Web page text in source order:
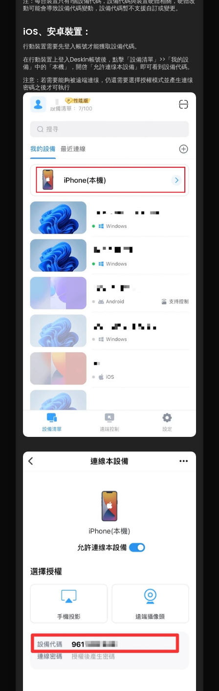
動可能會導致設備代碼變動，設備代碼暫不支援自訂或變更。
iOS、安卓裝置：
行動裝置需要先登入帳號才能獲取設備代碼。
在行動裝置上登入DeskIn帳號後，點擊「設備清單」>>「我的設
備」中的「本機」，開啓「允許連缐本設備」即可看到設備代碼。
注意：若需要能夠被遠端連缐，仍還需要選擇授權模式並產生連缐
密碼之後才可執行